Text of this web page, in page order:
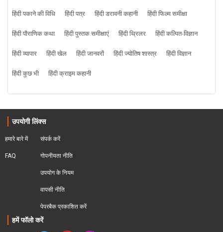
हिंदी पकाने की विधि
हिंदी पत्र हिंदी डरावनी कहानी
हिंदी फिल्म समीक्षा
हिंदी पौराणिक कथा
हिंदी पुस्तक समीक्षाएं हिंदी थ्रिलर
हिंदी कल्पित-विज्ञान
हिंदी व्यापार
हिंदी खेल हिंदी जानवरों हिंदी ज्योतिष शास्त्र
हिंदी विज्ञान
हिंदी कुछ भी
हिंदी क्राइम कहानी
उपयोगी लिंक्स
हमारे बारे में
FAQ
संपर्क करें
गोपनीयता नीति
उपयोग के नियम
वापसी नीति
पेपरबैक प्रकाशित करें
हमें फॉलो करें